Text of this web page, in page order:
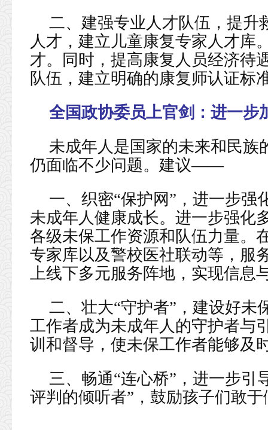
二、建强专业人才队伍，提升
人才，建立儿童康复专家人才库
才。同时，提高康复人员经济待
队伍，建立明确的康复师认证标
全国政协委员上官剑： 进一步
未成年人是国家的未来和民族
仍面临不少问题。建议——
一、织密“保护网”，进一步强
未成年人健康成长。进一步强化
各级未保工作资源和队伍力量。
专家库以及警校医社联动等，服
上线下多元服务阵地，实现信息
二、壮大“守护者”，建设好未
工作者成为未成年人的守护者与
训和督导，使未保工作者能够及
三、畅通“连心桥”，进一步引
评判的倾听者”，鼓励孩子们敢